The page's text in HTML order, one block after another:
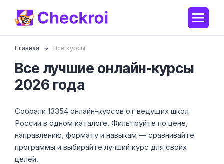
Главная Все курсы
Все лучшие онлайн-курсы
2026 года
Собрали 13354 онлайн-курсов от ведущих школ
России в одном каталоге. Фильтруйте по цене,
направлению, формату и навыкам — сравнивайте
программы и выбирайте лучший курс для своих
целей.